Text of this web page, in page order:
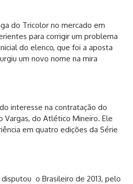
do Tricolor no mercado em
para corrigir um problema
do elenco, que foi a aposta
um novo nome na mira
interesse na contratação do
Vargas, do Atlético Mineiro. Ele
em quatro edições da Série
o Brasileiro de 2013, pelo